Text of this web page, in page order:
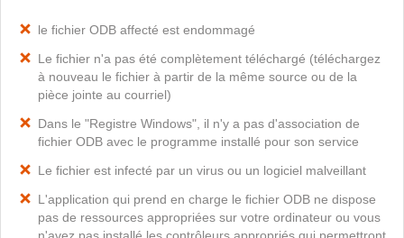
le fichier ODB affecté est endommagé
Le fichier n'a pas été complètement téléchargé (téléchargez
à nouveau le fichier à partir de la même source ou de la
pièce jointe au courriel)
Dans le "Registre Windows", il n'y a pas d'association de
fichier ODB avec le programme installé pour son service
Le fichier est infecté par un virus ou un logiciel malveillant
L'application qui prend en charge le fichier ODB ne dispose
pas de ressources appropriées sur votre ordinateur ou vous